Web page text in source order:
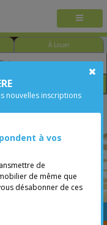
À Louer
nouvelles inscriptions
à vos
de
de même que
désabonner de ces